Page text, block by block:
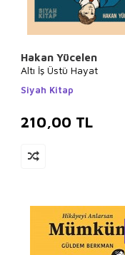
Hakan Yücelen
Altı İş Üstü Hayat
Siyah Kitap
210,00 TL